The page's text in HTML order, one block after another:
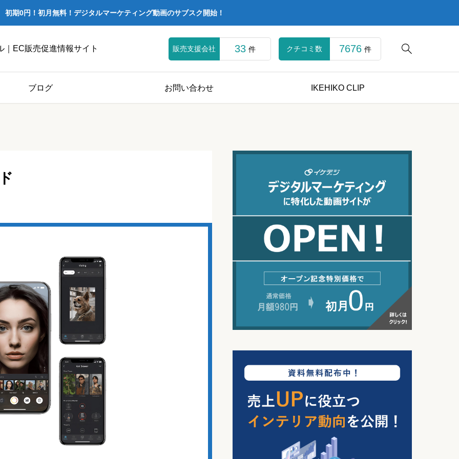
初期0円！初月無料！デジタルマーケティング動画のサブスク開始！
｜EC販売促進情報サイト 
販売支援会社 33 件 クチコミ数 7676 件
ブログ お問い合わせ IKEHIKO CLIP